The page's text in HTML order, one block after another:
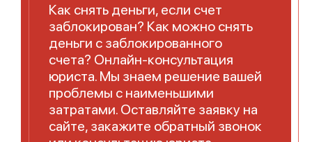
Как снять деньги, если счет
заблокирован? Как можно снять
деньги с заблокированного
счета? Онлайн-консультация
юриста. Мы знаем решение вашей
проблемы с наименьшими
затратами. Оставляйте заявку на
сайте, закажите обратный звонок